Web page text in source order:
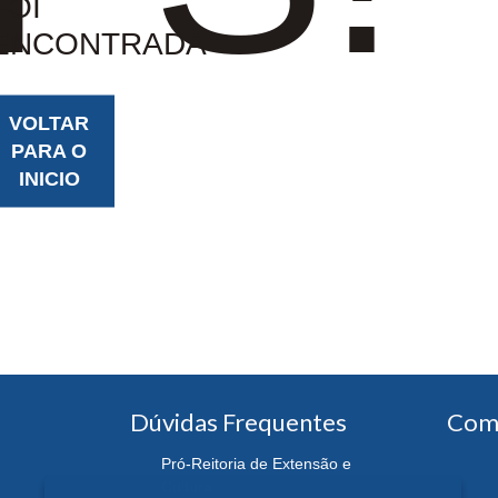
VOLTAR
PARA O
INICIO
Dúvidas Frequentes
Pró-Reitoria de Extensão e